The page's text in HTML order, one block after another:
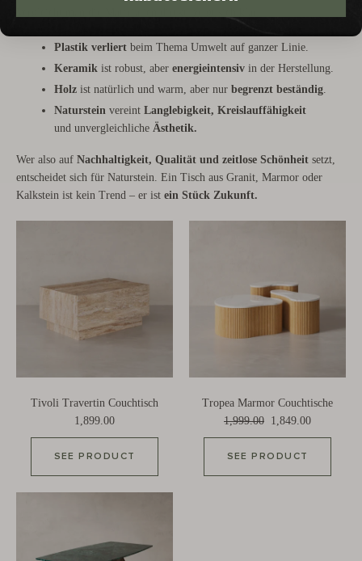
Plastik verliert beim Thema Umwelt auf ganzer Linie.
Keramik ist robust, aber energieintensiv in der Herstellung.
Holz ist natürlich und warm, aber nur begrenzt beständig
Naturstein vereint Langlebigkeit, Kreislauffähigkeit
und unvergleichliche Ästhetik.
Wer also auf Nachhaltigkeit, Qualität und zeitlose Schönheit setzt,
entscheidet sich für Naturstein. Ein Tisch aus Granit, Marmor oder
Kalkstein ist kein Trend – er ist ein Stück Zukunft.
Tivoli Travertin Couchtisch
1,899.00
SEE PRODUCT
Tropea Marmor Couchtische
1,999.00 1,849.00
SEE PRODUCT